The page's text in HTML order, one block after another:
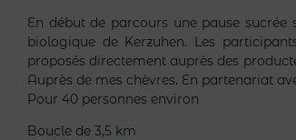
En début de parcours une pause sucrée
biologique de Kerzuhen. Les
proposés directement auprès des
Auprès de mes chèvres. En partenariat
Pour 40 personnes environ
Boucle de 3,5 km